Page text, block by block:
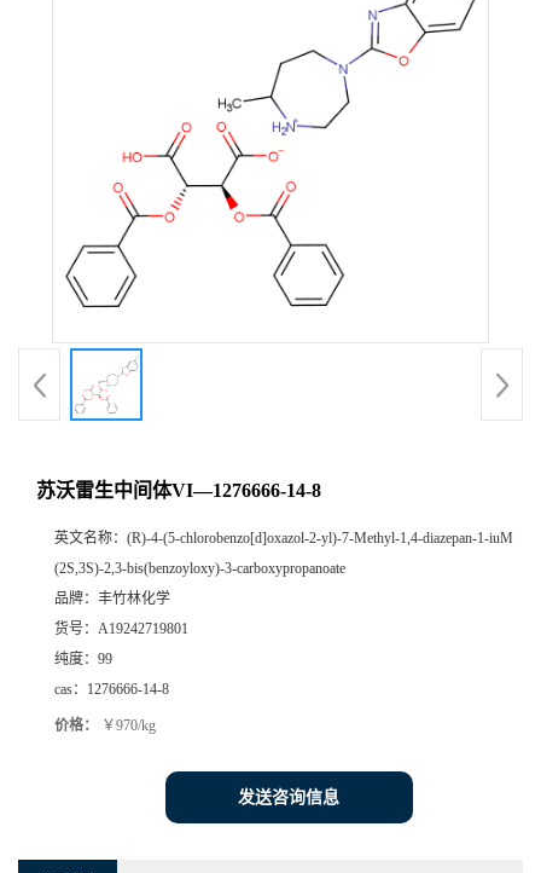
苏沃雷生中间体VI—1276666-14-8
英文名称： (R)-4-(5-chlorobenzo[d]oxazol-2-yl)-7-Methyl-1,4-diazepan-1-iuM
(2S,3S)-2,3-bis(benzoyloxy)-3-carboxypropanoate
品牌： 丰竹林化学
货号： A19242719801
纯度： 99
cas： 1276666-14-8
价格： ￥970/kg
发送咨询信息